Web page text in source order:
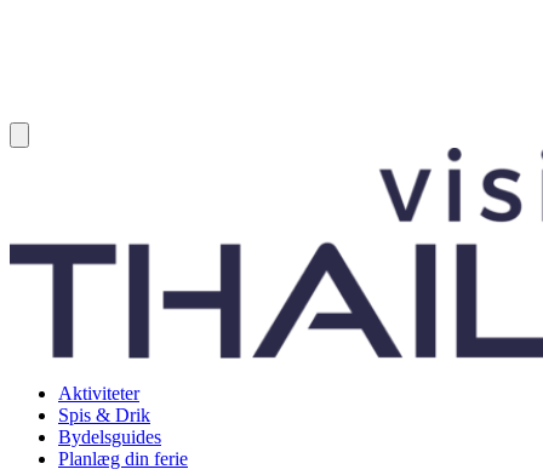
Aktiviteter
Spis & Drik
Bydelsguides
Planlæg din ferie